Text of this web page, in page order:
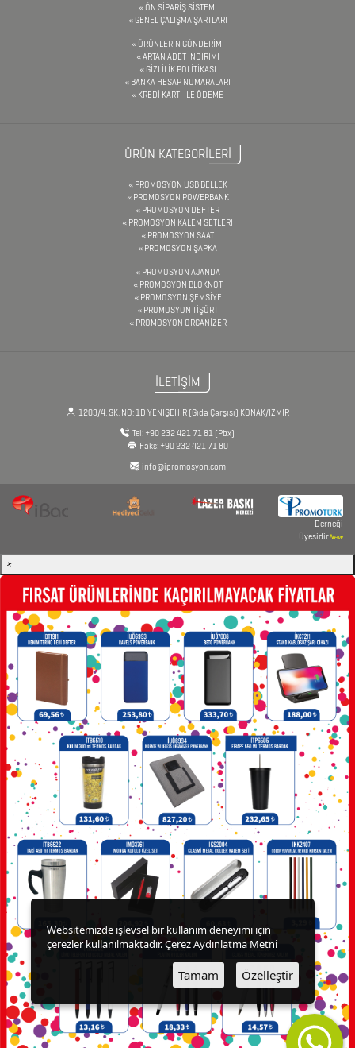
ÇANTALAR
&
TARİHSİZ
AJANDA
DİĞER
TEKNOLOJİK
ÜRÜNLER
DİĞER
ÜRÜNLER
FENER
&
MAKAS
&
PENSE
FRENCH
PRESS
GERİ
ÖN SİPARİŞ SİSTEMİ
GENEL ÇALIŞMA ŞARTLARI
ÜRÜNLERİN GÖNDERİMİ
ARTAN ADET İNDİRİMİ
GİZLİLİK POLİTİKASI
BANKA HESAP NUMARALARI
KREDİ KARTI İLE ÖDEME
ÜRÜN KATEGORİLERİ
PROMOSYON USB BELLEK
PROMOSYON POWERBANK
PROMOSYON DEFTER
PROMOSYON KALEM SETLERİ
PROMOSYON SAAT
PROMOSYON ŞAPKA
PROMOSYON AJANDA
PROMOSYON BLOKNOT
PROMOSYON ŞEMSİYE
PROMOSYON TİŞÖRT
PROMOSYON ORGANİZER
İLETİŞİM
1203/4. SK. NO: 1D YENİŞEHİR (Gıda Çarşısı) KONAK/İZMİR
Tel: +90 232 421 71 81 (Pbx)
Faks: +90 232 421 71 80
info@ipromosyon.com
Derneği
ÜyesidirNew
×
Websitemizde işlevsel bir kullanım deneyimi için
çerezler kullanılmaktadır.Çerez Aydınlatma Metni
Tamam Özelleştir